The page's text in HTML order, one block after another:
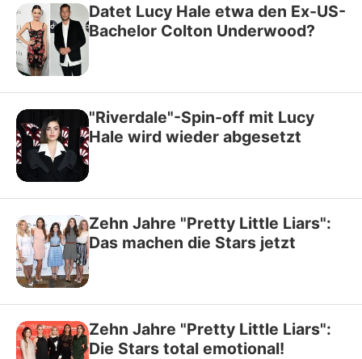
Datet Lucy Hale etwa den Ex-US-
Bachelor Colton Underwood?
"Riverdale"-Spin-off mit Lucy
Hale wird wieder abgesetzt
Zehn Jahre "Pretty Little Liars":
Das machen die Stars jetzt
Zehn Jahre "Pretty Little Liars":
Die Stars total emotional!